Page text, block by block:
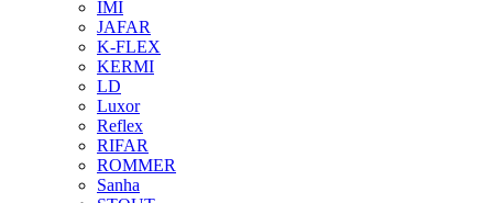
IMI
JAFAR
K-FLEX
KERMI
LD
Luxor
Reflex
RIFAR
ROMMER
Sanha